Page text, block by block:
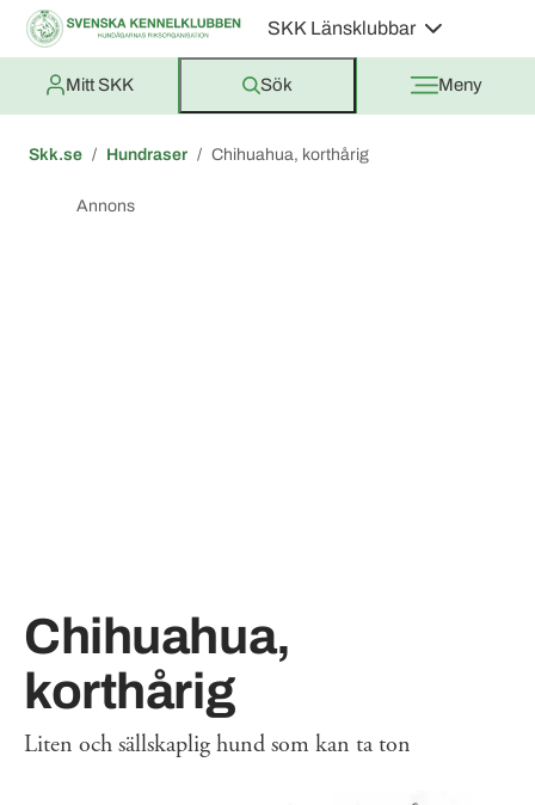
SKK Länsklubbar
Mitt SKK Sök Meny
Skk.se Hundraser Chihuahua, korthårig
Annons
Chihuahua,
korthårig
Liten och sällskaplig hund som kan ta ton